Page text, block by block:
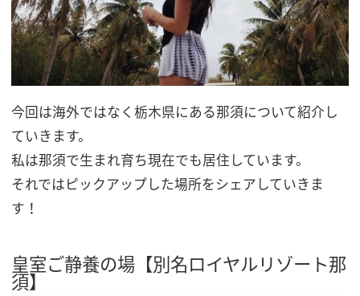
今回は海外ではなく栃木県にある那須について紹介し
ていきます。
私は那須で生まれ育ち現在でも居住しています。
それではピックアップした場所をシェアしていきま
す！
皇室ご静養の場【別名ロイヤルリゾート那
須】